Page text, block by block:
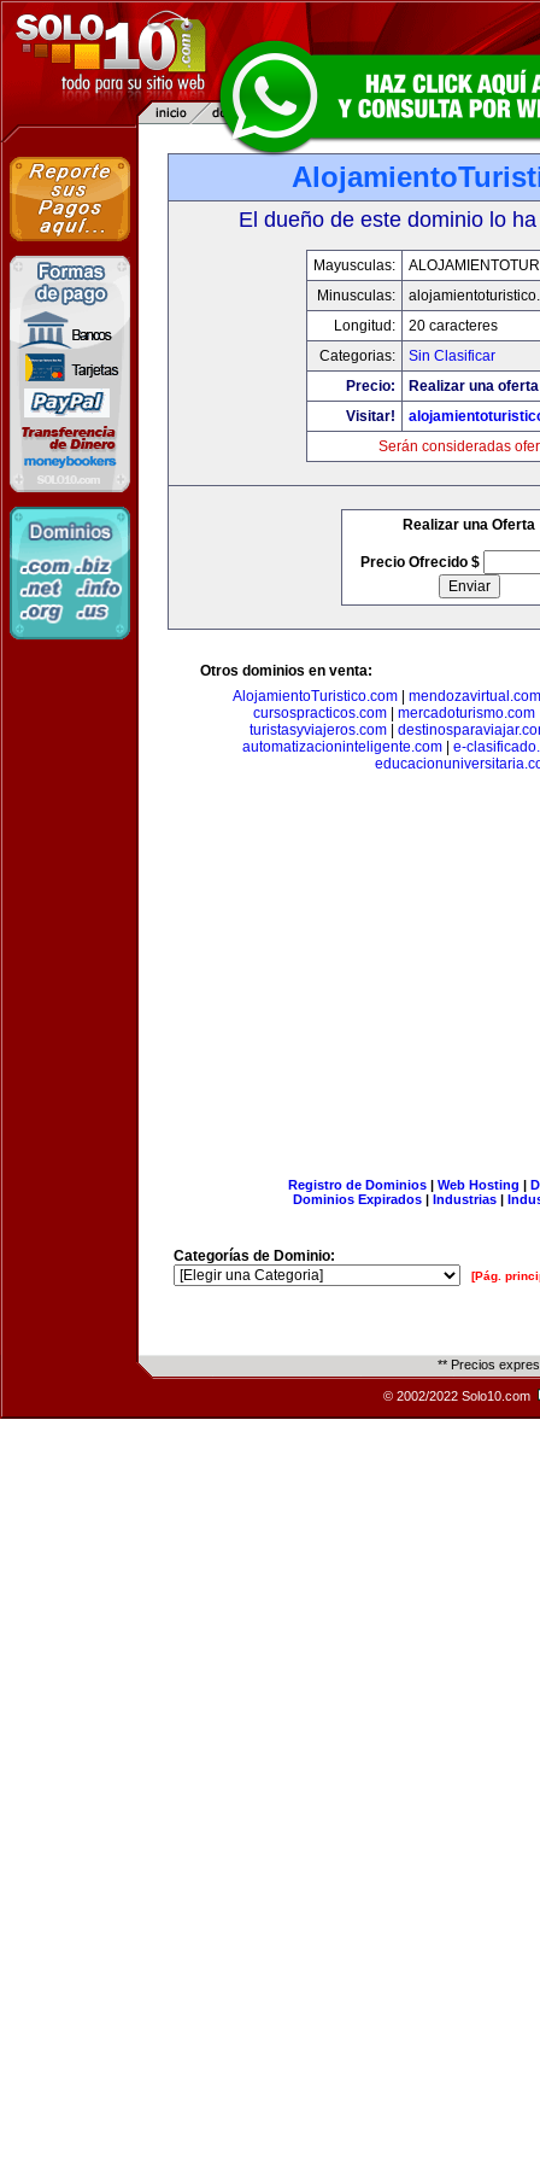
El dueño de este dominio lo
Mayusculas:
Minusculas:
Longitud:
20 caracteres
Categorias:
Sin Clasificar
Precio:
Realizar una
Visitar!
Serán consideradas
Realizar una Oferta
Precio Ofrecido $
Otros dominios en venta:
AlojamientoTuristico.com
mendozavirtual.com
cursospracticos.com| mercadoturismo.com
turistasyviajeros.com
automatizacioninteligente.com| e-
Registro de Dominios| Web Hosting |
Dominios Expirados | Industrias |
Categorías de Dominio:
[Pág.
** Precios
© 2002/2022 Solo10.com